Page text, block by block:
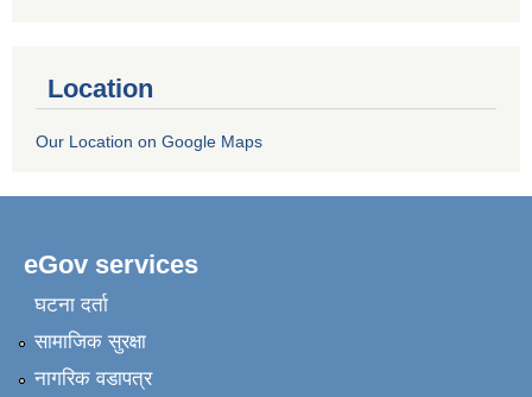
Location
Our Location on Google Maps
eGov services
घटना दर्ता
सामाजिक सुरक्षा
नागरिक वडापत्र